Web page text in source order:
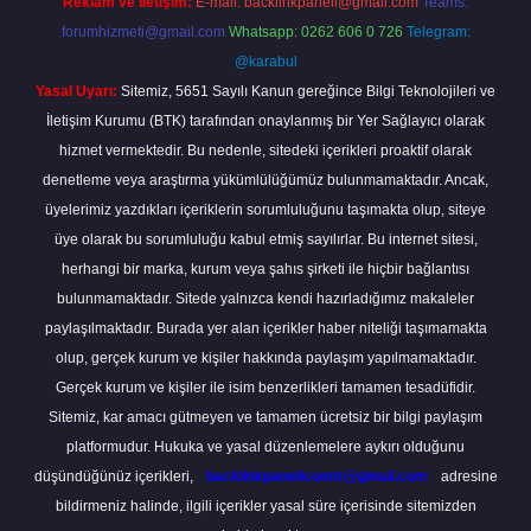
forumhizmeti@gmail.com Whatsapp: 0262 606 0 726 Telegram:
@karabul
Yasal Uyarı: Sitemiz, 5651 Sayılı Kanun gereğince Bilgi Teknolojileri ve
İletişim Kurumu (BTK) tarafından onaylanmış bir Yer Sağlayıcı olarak
hizmet vermektedir. Bu nedenle, sitedeki içerikleri proaktif olarak
denetleme veya araştırma yükümlülüğümüz bulunmamaktadır. Ancak,
üyelerimiz yazdıkları içeriklerin sorumluluğunu taşımakta olup, siteye
üye olarak bu sorumluluğu kabul etmiş sayılırlar. Bu internet sitesi,
herhangi bir marka, kurum veya şahıs şirketi ile hiçbir bağlantısı
bulunmamaktadır. Sitede yalnızca kendi hazırladığımız makaleler
paylaşılmaktadır. Burada yer alan içerikler haber niteliği taşımamakta
olup, gerçek kurum ve kişiler hakkında paylaşım yapılmamaktadır.
Gerçek kurum ve kişiler ile isim benzerlikleri tamamen tesadüfidir.
Sitemiz, kar amacı gütmeyen ve tamamen ücretsiz bir bilgi paylaşım
platformudur. Hukuka ve yasal düzenlemelere aykırı olduğunu
düşündüğünüz içerikleri,
backlinkpanelicomtr@gmail.com
adresine
bildirmeniz halinde, ilgili içerikler yasal süre içerisinde sitemizden